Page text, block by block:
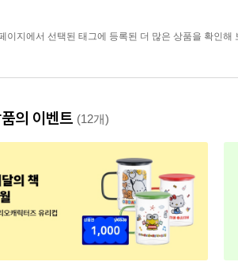
이지에서 선택된 태그에 등록된 더 많은 상품을 확인해
의 이벤트 (12개)